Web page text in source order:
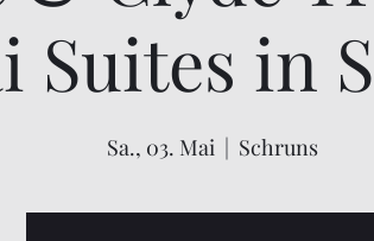
Suites in
Sa., 03. Mai
  |
Schruns